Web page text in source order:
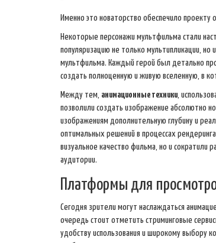
Именно это новаторство обеспечило
Некоторые персонажи мультфильма стали
популяризацию не только мультипликации,
мультфильма. Каждый герой был детально
создать полноценную и живую вселенную, в
Между тем, анимационные техники ,
позволили создать изображение абсолютно
изображениям дополнительную глубину и
оптимальных решений в процессах
визуальное качество фильма, но и сократили
аудитории.
Платформы для
Сегодня зрители могут наслаждаться
очередь стоит отметить стриминговые
удобству использования и широкому выбору